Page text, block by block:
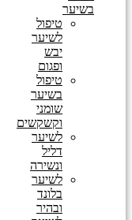
בשיער
טיפול
לשיער
יבש
ופגום
טיפול
בשיער
שומני
וקשקשים
לשיער
דליל
ונשירה
לשיער
בלונד
ובהיר